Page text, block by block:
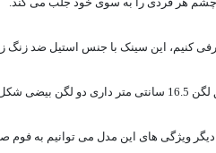
ویژگی های این مدل می توانیم به فوم